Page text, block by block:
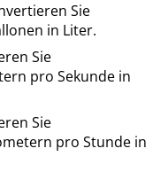
Sie
in Liter.
Sie
pro Sekunde in
Sie
pro Stunde in